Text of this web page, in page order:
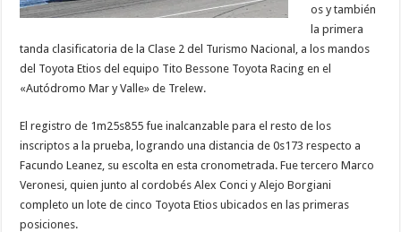
os y también
la primera
tanda clasificatoria de la Clase 2 del Turismo Nacional, a los mandos
del Toyota Etios del equipo Tito Bessone Toyota Racing en el
«Autódromo Mar y Valle» de Trelew.
El registro de 1m25s855 fue inalcanzable para el resto de los
inscriptos a la prueba, logrando una distancia de 0s173 respecto a
Facundo Leanez, su escolta en esta cronometrada. Fue tercero Marco
Veronesi, quien junto al cordobés Alex Conci y Alejo Borgiani
completo un lote de cinco Toyota Etios ubicados en las primeras
posiciones.